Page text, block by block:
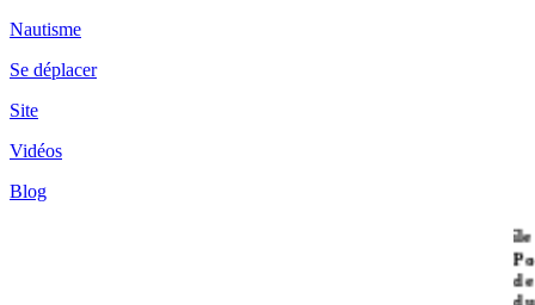
Nautisme
Se déplacer
Site
Vidéos
Blog
île